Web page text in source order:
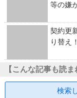
等の嫌
契約更
り替え
【こんな記事も読ま
検索